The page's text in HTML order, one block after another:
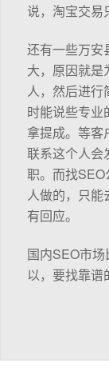
说，淘宝交易
还有一些万安
大，原因就是
人，然后进行
时能说些专业
拿提成。等客
联系这个人会
职。而找
人做的，只能
有回应。
国内SEO市
以，要找靠谱